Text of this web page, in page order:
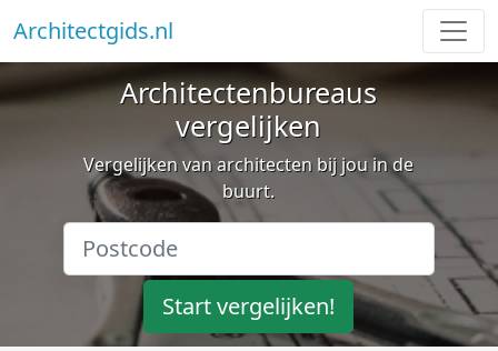
Architectgids.nl
Architectenbureaus
vergelijken
Vergelijken van architecten bij jou in de
buurt.
Start vergelijken!